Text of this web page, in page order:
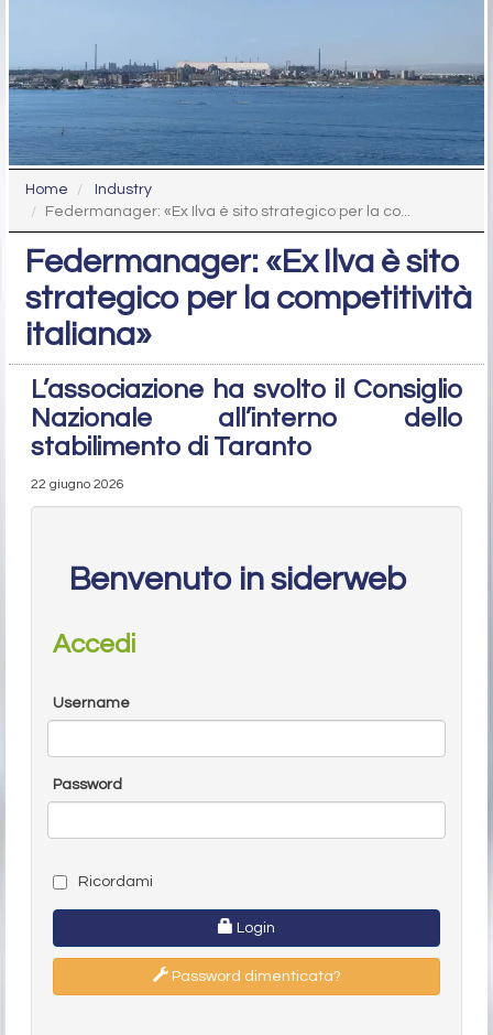
Home
Industry
Federmanager: «Ex Ilva è sito strategico per la co...
Federmanager: «Ex Ilva è sito
strategico per la competitività
italiana»
L’associazione ha svolto il Consiglio
Nazionale all’interno dello
stabilimento di Taranto
22 giugno 2026
Benvenuto in siderweb
Accedi
Username
Password
Ricordami
Login
Password dimenticata?